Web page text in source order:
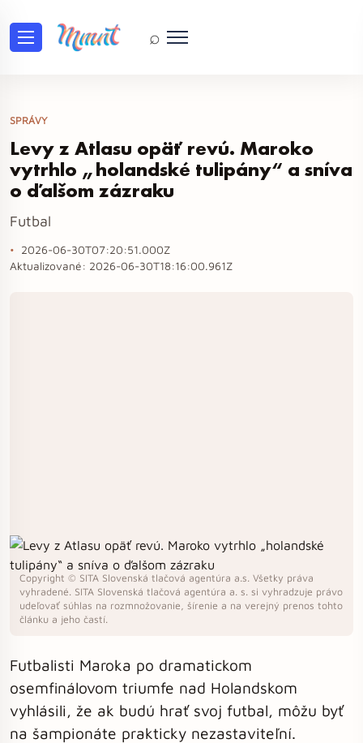
⌕
SPRÁVY
Levy z Atlasu opäť revú. Maroko
vytrhlo „holandské tulipány“ a sníva
o ďalšom zázraku
Futbal
2026-06-30T07:20:51.000Z
Aktualizované: 2026-06-30T18:16:00.961Z
Copyright © SITA Slovenská tlačová agentúra a.s. Všetky práva
vyhradené. SITA Slovenská tlačová agentúra a. s. si vyhradzuje právo
udeľovať súhlas na rozmnožovanie, šírenie a na verejný prenos tohto
článku a jeho častí.
Futbalisti Maroka po dramatickom
osemfinálovom triumfe nad Holandskom
vyhlásili, že ak budú hrať svoj futbal, môžu byť
na šampionáte prakticky nezastaviteľní.